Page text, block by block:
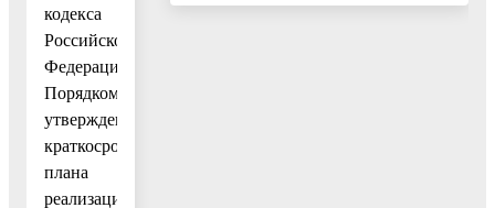
кодекса
Российской
Федерации,
Порядком
утверждения
краткосрочного
плана
реализации